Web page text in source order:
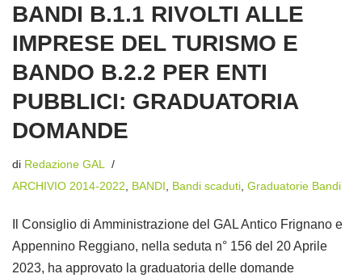
BANDI B.1.1 RIVOLTI ALLE
IMPRESE DEL TURISMO E
BANDO B.2.2 PER ENTI
PUBBLICI: GRADUATORIA
DOMANDE
di Redazione GAL
ARCHIVIO 2014-2022
BANDI Bandi scaduti Graduatorie Bandi
Il Consiglio di Amministrazione del GAL Antico Frignano e
Appennino Reggiano, nella seduta n° 156 del 20 Aprile
2023, ha approvato la graduatoria delle domande